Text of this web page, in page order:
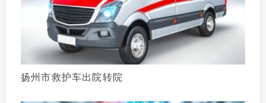
扬州市救护车出院转院